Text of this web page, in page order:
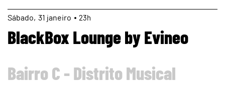
page
31 janeiro
Sábado 23h
BlackBox Lounge by Evineo
Bairro C - Distrito Musical